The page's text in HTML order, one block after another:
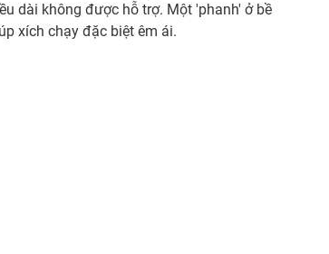
dài không được hỗ trợ. Một 'phanh' ở bề
xích chạy đặc biệt êm ái.